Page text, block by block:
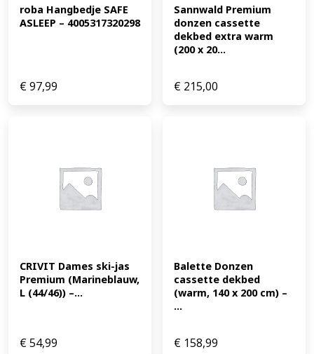
roba Hangbedje SAFE
ASLEEP – 4005317320298
€97,99
Sannwald Premium
donzen cassette
dekbed extra warm
(200 x 20...
€ 215,00
CRIVIT Dames ski-jas
Premium (Marineblauw,
L (44/46)) –...
€54,99
Balette Donzen
cassette dekbed
(warm, 140 x 200 cm) –
...
€ 158,99